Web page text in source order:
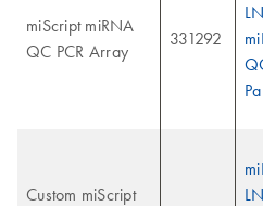
miScript miRNA
QC PCR Array
331292
Custom miScript